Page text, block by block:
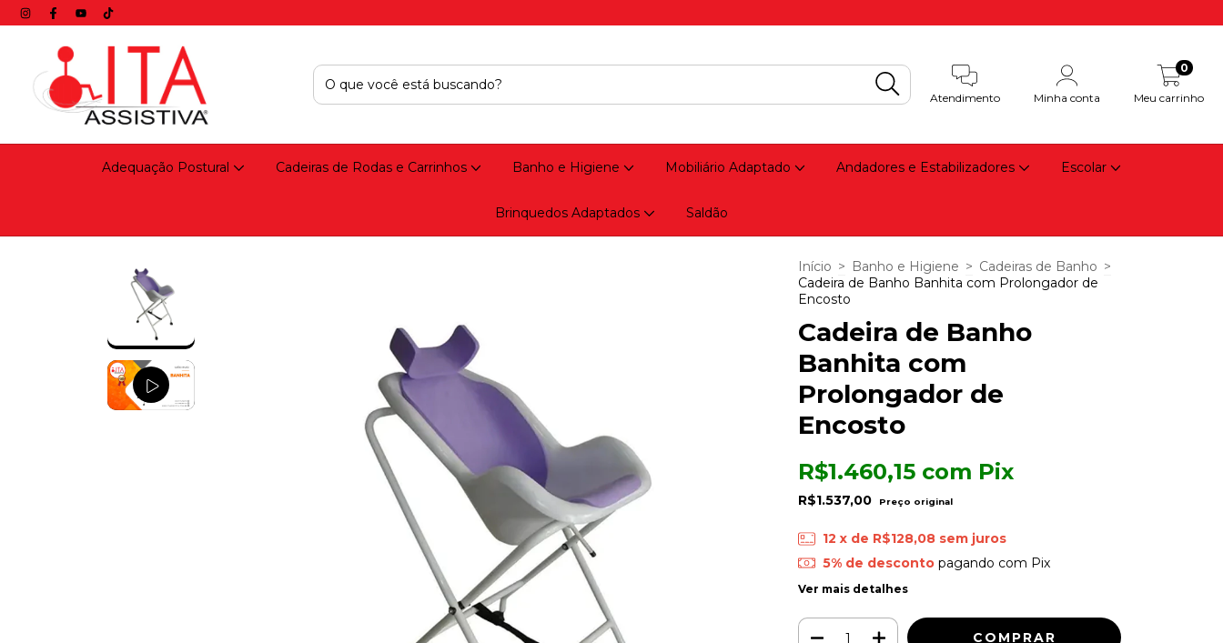
Atendimento Minha conta Meu carrinho
0
Adequação Postural Cadeiras de Rodas e Carrinhos Banho e Higiene Mobiliário Adaptado Andadores e Estabilizadores Escolar
Brinquedos Adaptados Saldão
Início > Banho e Higiene > Cadeiras de Banho >
Cadeira de Banho Banhita com Prolongador de
Encosto
Cadeira de Banho
Banhita com
Prolongador de
Encosto
R$1.537,00
R$1.460,15 com Pix
12 x de R$128,08 sem juros
5% de descontopagando com Pix
Ver mais detalhes